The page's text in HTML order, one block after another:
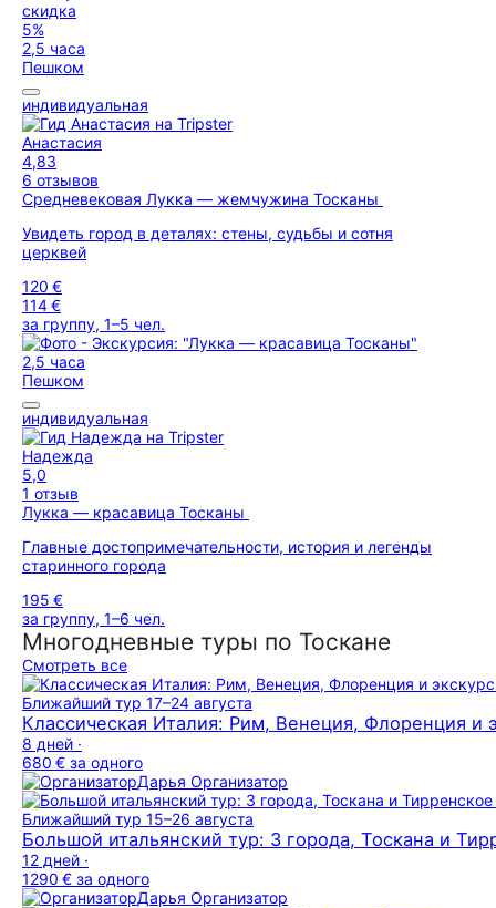
скидка
5%
2,5 часа
Пешком
индивидуальная
Анастасия
4,83
6 отзывов
Средневековая Лукка — жемчужина Тосканы
Увидеть город в деталях: стены, судьбы и сотня
церквей
120 €
114 €
за группу, 1–5 чел.
2,5 часа
Пешком
индивидуальная
Надежда
5,0
1 отзыв
Лукка — красавица Тосканы
Главные достопримечательности, история и легенды
старинного города
195 €
за группу, 1–6 чел.
Многодневные туры по Тоскане
Смотреть все
Ближайший тур 17–24 августа
Классическая Италия: Рим, Венеция, Флоренция и
8 дней ·
680 € за одного
Дарья Организатор
Ближайший тур 15–26 августа
Большой итальянский тур: 3 города, Тоскана и
12 дней ·
1290 € за одного
Дарья Организатор